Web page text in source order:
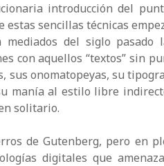
introducción del
sencillas técnicas
del siglo pasado
con aquellos “textos” sin
sus onomatopeyas, su
manía al estilo libre
solitario.
de Gutenberg, pero en
digitales que